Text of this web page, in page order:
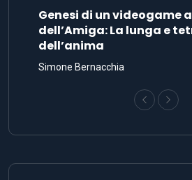
Genesi di un videogame
dell’Amiga: La lunga e
dell’anima
Simone Bernacchia